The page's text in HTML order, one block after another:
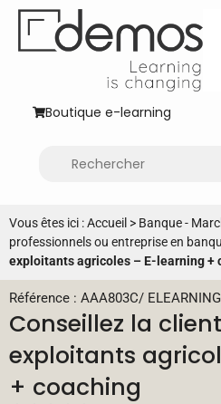
Boutique e-learning
Vous êtes ici :Accueil > Banque -
professionnels ou entreprise en
exploitants agricoles – E-learning +
Référence : AAA803C/
Conseillez la
exploitants
+ coaching